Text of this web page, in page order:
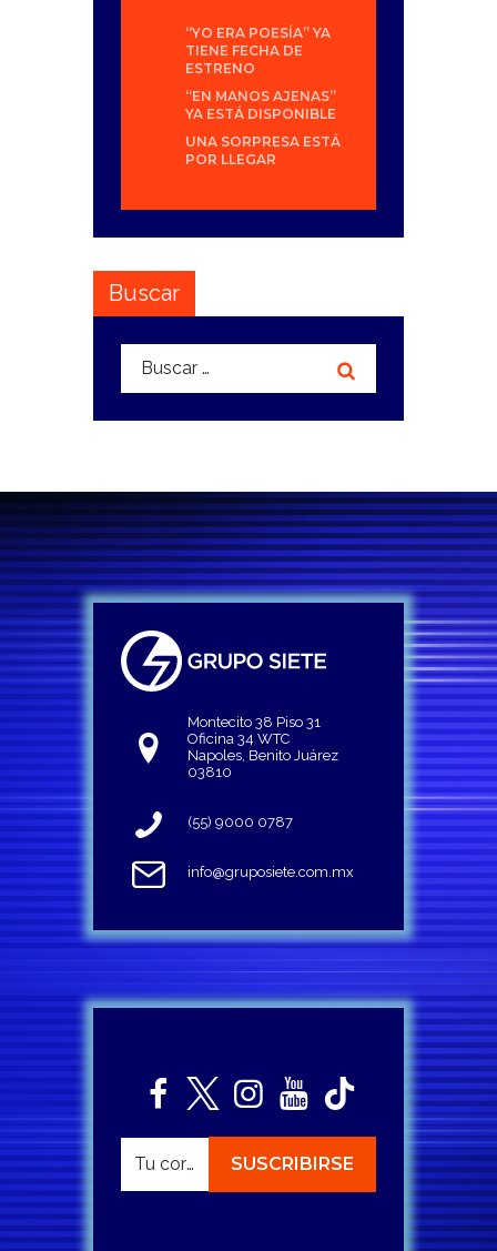
“YO ERA POESÍA” YA
TIENE FECHA DE
ESTRENO
“EN MANOS AJENAS”
YA ESTÁ DISPONIBLE
UNA SORPRESA ESTÁ
POR LLEGAR
Buscar
Buscar:
Montecito 38 Piso 31
Oficina 34 WTC
Napoles, Benito Juárez
03810
(55) 9000 0787
info@gruposiete.com.mx